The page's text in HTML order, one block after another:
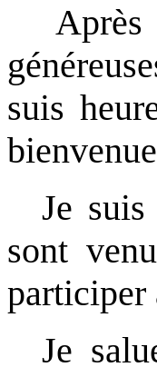
Après
suis
Je
sont
participer
Je